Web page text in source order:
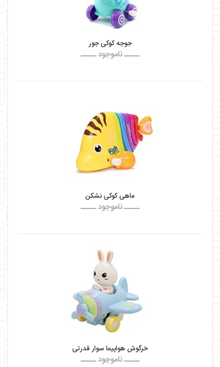
جوجه کوکی جور
ـــــ ناموجود ـــــ
ماهی کوکی نشکن
ـــــ ناموجود ـــــ
خرگوش هواپیما سوار قدرتی
ـــــ ناموجود ـــــ